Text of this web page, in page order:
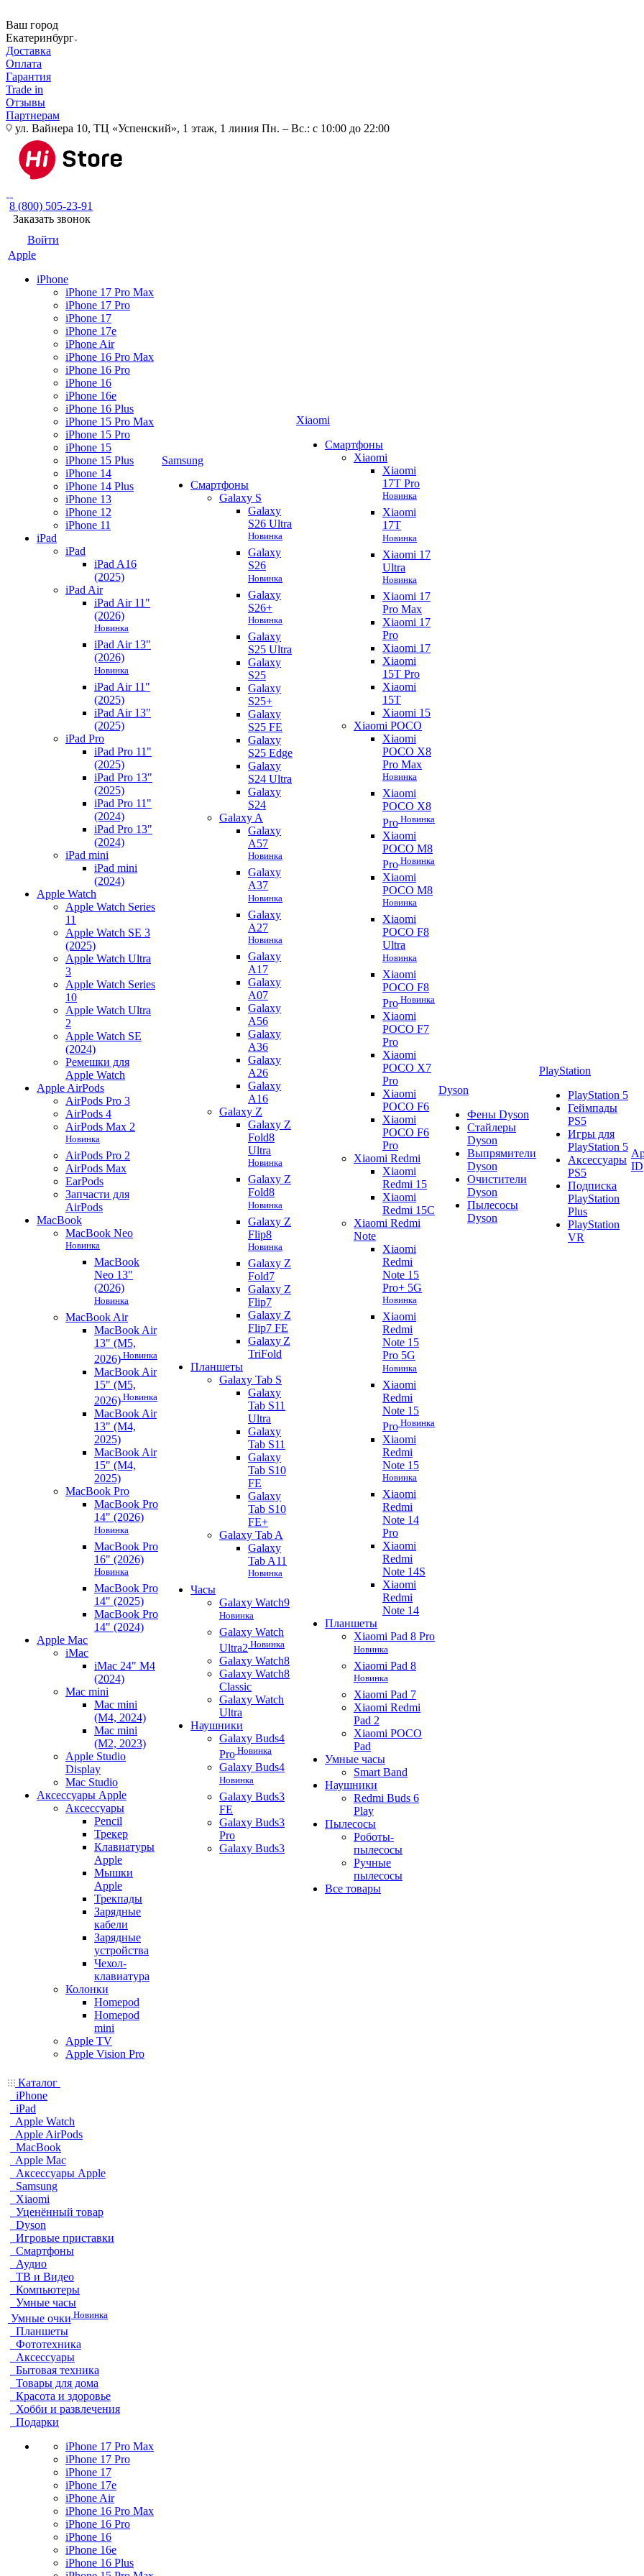
Ваш город
Екатеринбург
Доставка
Оплата
Гарантия
Trade in
Отзывы
Партнерам
ул. Вайнера 10, ТЦ «Успенский», 1 этаж, 1 линия Пн. – Вс.: с 10:00 до 22:00
8 (800) 505-23-91
Заказать звонок
Войти
Apple
iPhone
iPhone 17 Pro Max
iPhone 17 Pro
iPhone 17
iPhone 17e
iPhone Air
iPhone 16 Pro Max
iPhone 16 Pro
iPhone 16
iPhone 16e
iPhone 16 Plus
iPhone 15 Pro Max
iPhone 15 Pro
iPhone 15
iPhone 15 Plus
iPhone 14
iPhone 14 Plus
iPhone 13
iPhone 12
iPhone 11
iPad
iPad
iPad A16
(2025)
iPad Air
iPad Air 11"
(2026)
Новинка
iPad Air 13"
(2026)
Новинка
iPad Air 11"
(2025)
iPad Air 13"
(2025)
iPad Pro
iPad Pro 11"
(2025)
iPad Pro 13"
(2025)
iPad Pro 11"
(2024)
iPad Pro 13"
(2024)
iPad mini
iPad mini
(2024)
Apple Watch
Apple Watch Series
11
Apple Watch SE 3
(2025)
Apple Watch Ultra
3
Apple Watch Series
10
Apple Watch Ultra
2
Apple Watch SE
(2024)
Ремешки для
Apple Watch
Apple AirPods
AirPods Pro 3
AirPods 4
AirPods Max 2
Новинка
AirPods Pro 2
AirPods Max
EarPods
Запчасти для
AirPods
MacBook
MacBook Neo
Новинка
MacBook
Neo 13"
(2026)
Новинка
MacBook Air
MacBook Air
13" (M5,
2026) Новинка
MacBook Air
15" (M5,
2026) Новинка
MacBook Air
13" (M4,
2025)
MacBook Air
15" (M4,
2025)
MacBook Pro
MacBook Pro
14" (2026)
Новинка
MacBook Pro
16" (2026)
Новинка
MacBook Pro
14" (2025)
MacBook Pro
14" (2024)
Apple Mac
iMac
iMac 24" M4
(2024)
Mac mini
Mac mini
(M4, 2024)
Mac mini
(M2, 2023)
Apple Studio
Display
Mac Studio
Аксессуары Apple
Аксессуары
Pencil
Трекер
Клавиатуры
Apple
Мышки
Apple
Трекпады
Зарядные
кабели
Зарядные
устройства
Чехол-
клавиатура
Колонки
Homepod
Homepod
mini
Apple TV
Apple Vision Pro
Samsung
Смартфоны
Galaxy S
Galaxy
S26 Ultra
Новинка
Galaxy
S26
Новинка
Galaxy
S26+
Новинка
Galaxy
S25 Ultra
Galaxy
S25
Galaxy
S25+
Galaxy
S25 FE
Galaxy
S25 Edge
Galaxy
S24 Ultra
Galaxy
S24
Galaxy A
Galaxy
A57
Новинка
Galaxy
A37
Новинка
Galaxy
A27
Новинка
Galaxy
A17
Galaxy
A07
Galaxy
A56
Galaxy
A36
Galaxy
A26
Galaxy
A16
Galaxy Z
Galaxy Z
Fold8
Ultra
Новинка
Galaxy Z
Fold8
Новинка
Galaxy Z
Flip8
Новинка
Galaxy Z
Fold7
Galaxy Z
Flip7
Galaxy Z
Flip7 FE
Galaxy Z
TriFold
Планшеты
Galaxy Tab S
Galaxy
Tab S11
Ultra
Galaxy
Tab S11
Galaxy
Tab S10
FE
Galaxy
Tab S10
FE+
Galaxy Tab A
Galaxy
Tab A11
Новинка
Часы
Galaxy Watch9
Новинка
Galaxy Watch
Ultra2 Новинка
Galaxy Watch8
Galaxy Watch8
Classic
Galaxy Watch
Ultra
Наушники
Galaxy Buds4
Pro Новинка
Galaxy Buds4
Новинка
Galaxy Buds3
FE
Galaxy Buds3
Pro
Galaxy Buds3
Xiaomi
Смартфоны
Xiaomi
Xiaomi
17T Pro
Новинка
Xiaomi
17T
Новинка
Xiaomi 17
Ultra
Новинка
Xiaomi 17
Pro Max
Xiaomi 17
Pro
Xiaomi 17
Xiaomi
15T Pro
Xiaomi
15T
Xiaomi 15
Xiaomi POCO
Xiaomi
POCO X8
Pro Max
Новинка
Xiaomi
POCO X8
Pro Новинка
Xiaomi
POCO M8
Pro Новинка
Xiaomi
POCO M8
Новинка
Xiaomi
POCO F8
Ultra
Новинка
Xiaomi
POCO F8
Pro Новинка
Xiaomi
POCO F7
Pro
Xiaomi
POCO X7
Pro
Xiaomi
POCO F6
Xiaomi
POCO F6
Pro
Xiaomi Redmi
Xiaomi
Redmi 15
Xiaomi
Redmi 15C
Xiaomi Redmi
Note
Xiaomi
Redmi
Note 15
Pro+ 5G
Новинка
Xiaomi
Redmi
Note 15
Pro 5G
Новинка
Xiaomi
Redmi
Note 15
Pro Новинка
Xiaomi
Redmi
Note 15
Новинка
Xiaomi
Redmi
Note 14
Pro
Xiaomi
Redmi
Note 14S
Xiaomi
Redmi
Note 14
Планшеты
Xiaomi Pad 8 Pro
Новинка
Xiaomi Pad 8
Новинка
Xiaomi Pad 7
Xiaomi Redmi
Pad 2
Xiaomi POCO
Pad
Умные часы
Smart Band
Наушники
Redmi Buds 6
Play
Пылесосы
Роботы-
пылесосы
Ручные
пылесосы
Все товары
Dyson
Фены Dyson
Стайлеры
Dyson
Выпрямители
Dyson
Очистители
Dyson
Пылесосы
Dyson
PlayStation
PlayStation 5
Геймпады
PS5
Игры для
PlayStation 5
Аксессуары
PS5
Подписка
PlayStation
Plus
PlayStation
VR
ID
Каталог
iPhone
iPad
Apple Watch
Apple AirPods
MacBook
Apple Mac
Аксессуары Apple
Samsung
Xiaomi
Уценённый товар
Dyson
Игровые приставки
Смартфоны
Аудио
ТВ и Видео
Компьютеры
Умные часы
Умные очки Новинка
Планшеты
Фототехника
Аксессуары
Бытовая техника
Товары для дома
Красота и здоровье
Хобби и развлечения
Подарки
iPhone 17 Pro Max
iPhone 17 Pro
iPhone 17
iPhone 17e
iPhone Air
iPhone 16 Pro Max
iPhone 16 Pro
iPhone 16
iPhone 16e
iPhone 16 Plus